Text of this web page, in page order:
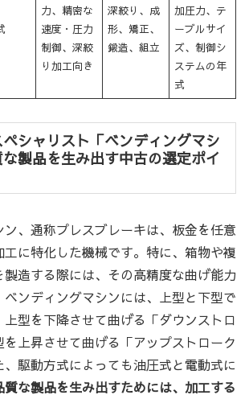
力、精密な
速度・圧力
制御、深絞
り加工向き
深絞り、成
形、矯正、
鍛造、組立
加圧力、テ
ーブルサイ
ズ、制御シ
ステムの年
式
シャリスト「ベンディングマシ
製品を生み出す中古の選定ポイ
、通称プレスブレーキは、板金を任意
工に特化した機械です。特に、箱物や複
造する際には、その高精度な曲げ能力
ンディングマシンには、上型と下型で
型を下降させて曲げる「ダウンストロ
上昇させて曲げる「アップストローク
駆動方式によっても油圧式と電動式に
質な製品を生み出すためには、加工する